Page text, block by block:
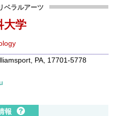
ベラルアーツ
大学
PA, 17701-5778
報